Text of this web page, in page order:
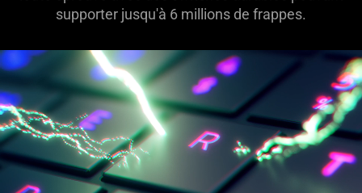
supporter jusqu'à 6 millions de frappes.